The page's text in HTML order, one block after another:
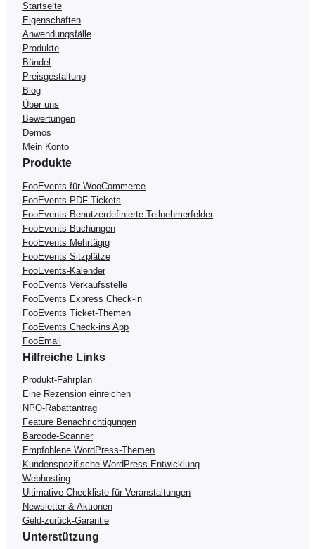
Startseite
Eigenschaften
Anwendungsfälle
Produkte
Bündel
Preisgestaltung
Blog
Über uns
Bewertungen
Demos
Mein Konto
Produkte
FooEvents für WooCommerce
FooEvents PDF-Tickets
FooEvents Benutzerdefinierte Teilnehmerfelder
FooEvents Buchungen
FooEvents Mehrtägig
FooEvents Sitzplätze
FooEvents-Kalender
FooEvents Verkaufsstelle
FooEvents Express Check-in
FooEvents Ticket-Themen
FooEvents Check-ins App
FooEmail
Hilfreiche Links
Produkt-Fahrplan
Eine Rezension einreichen
NPO-Rabattantrag
Feature Benachrichtigungen
Barcode-Scanner
Empfohlene WordPress-Themen
Kundenspezifische WordPress-Entwicklung
Webhosting
Ultimative Checkliste für Veranstaltungen
Newsletter & Aktionen
Geld-zurück-Garantie
Unterstützung